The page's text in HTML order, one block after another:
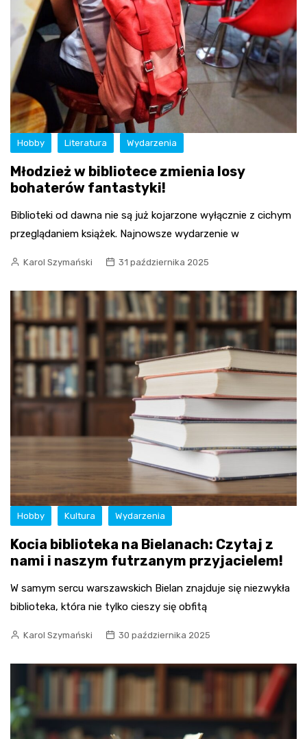
Hobby Literatura Wydarzenia
Młodzież w bibliotece zmienia losy
bohaterów fantastyki!
Biblioteki od dawna nie są już kojarzone wyłącznie z cichym
przeglądaniem książek. Najnowsze wydarzenie w
Karol Szymański 31 października 2025
Hobby Kultura Wydarzenia
Kocia biblioteka na Bielanach: Czytaj z
nami i naszym futrzanym przyjacielem!
W samym sercu warszawskich Bielan znajduje się niezwykła
biblioteka, która nie tylko cieszy się obfitą
Karol Szymański 30 października 2025